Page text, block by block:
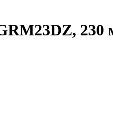
230